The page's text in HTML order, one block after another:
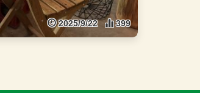
2025/9/22 399